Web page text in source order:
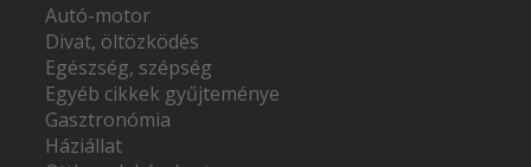
Autó-motor
Divat, öltözködés
Egészség, szépség
Egyéb cikkek gyűjteménye
Gasztronómia
Háziállat